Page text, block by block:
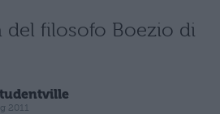
del filosofo Boezio di
2011